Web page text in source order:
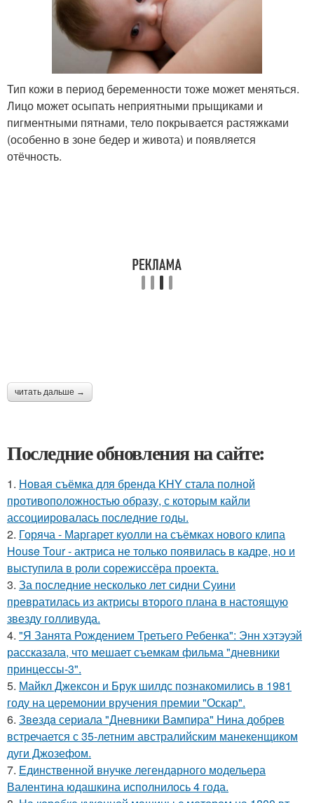
Тип кожи в период беременности тоже может меняться.
Лицо может осыпать неприятными прыщиками и
пигментными пятнами, тело покрывается растяжками
(особенно в зоне бедер и живота) и появляется
отёчность.
читать дальше →
Последние обновления на сайте:
1. Новая съёмка для бренда KHY стала полной
противоположностью образу, с которым кайли
ассоциировалась последние годы.
2. Горяча - Маргарет куолли на съёмках нового клипа
House Tour - актриса не только появилась в кадре, но и
выступила в роли сорежиссёра проекта.
3. За последние несколько лет сидни Суини
превратилась из актрисы второго плана в настоящую
звезду голливуда.
4. "Я Занята Рождением Третьего Ребенка": Энн хэтэуэй
рассказала, что мешает съемкам фильма "дневники
принцессы-3".
5. Майкл Джексон и Брук шилдс познакомились в 1981
году на церемонии вручения премии "Оскар".
6. Звeздa сериала "Дневники Вампира" Нина добрев
встречается с 35-летним австралийским манекенщиком
дуги Джозефом.
7. Единственной внучке легендарного модельера
Валентина юдашкина исполнилось 4 года.